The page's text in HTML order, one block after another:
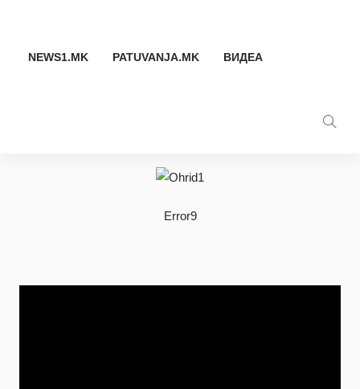
NEWS1.MK PATUVANJA.MK ВИДЕА
Error9